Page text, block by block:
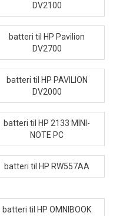
DV2100
batteri til HP Pavilion
DV2700
batteri til HP PAVILION
DV2000
batteri til HP 2133 MINI-
NOTE PC
batteri til HP RW557AA
batteri til HP OMNIBOOK